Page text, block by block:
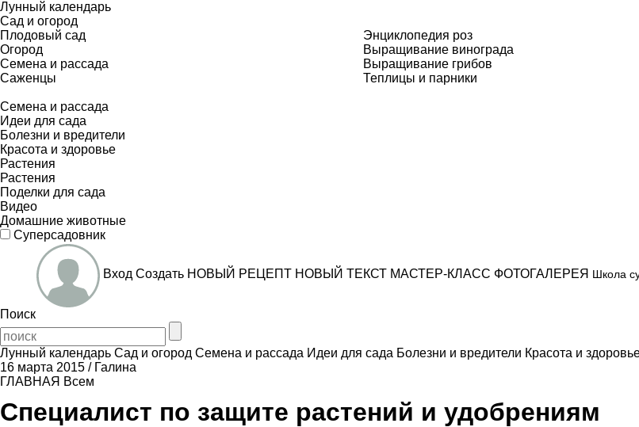
Лунный календарь
Сад и огород
Плодовый сад
Огород
Семена и рассада
Саженцы
Энциклопедия роз
Выращивание винограда
Выращивание грибов
Теплицы и парники
Семена и рассада
Идеи для сада
Болезни и вредители
Красота и здоровье
Растения
Растения
Поделки для сада
Видео
Домашние животные
Суперсадовник
Вход Создать НОВЫЙ РЕЦЕПТ НОВЫЙ ТЕКСТ МАСТЕР-КЛАСС ФОТОГАЛЕРЕЯ Школа
Поиск
Лунный календарь Сад и огород Семена и рассада Идеи для сада Болезни и вредители Красота и
16 марта 2015 / Галина
ГЛАВНАЯ Всем
Специалист по защите растений и удобрениям